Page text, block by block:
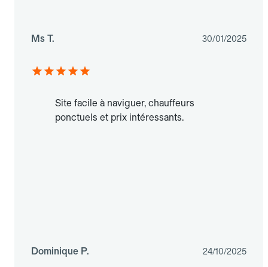
Ms T. 30/01/2025
Site facile à naviguer, chauffeurs
ponctuels et prix intéressants.
Dominique P. 24/10/2025